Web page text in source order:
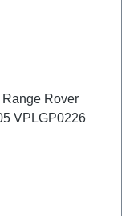
Sport – ab 2014 Range Rover L405 VPLGP0226